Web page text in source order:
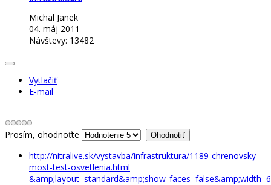
Michal Janek
04. máj 2011
Návštevy: 13482
Vytlačiť
E-mail
Prosím, ohodnoťte
http://nitralive.sk/vystavba/infrastruktura/1189-chrenovsky-
most-test-osvetlenia.html